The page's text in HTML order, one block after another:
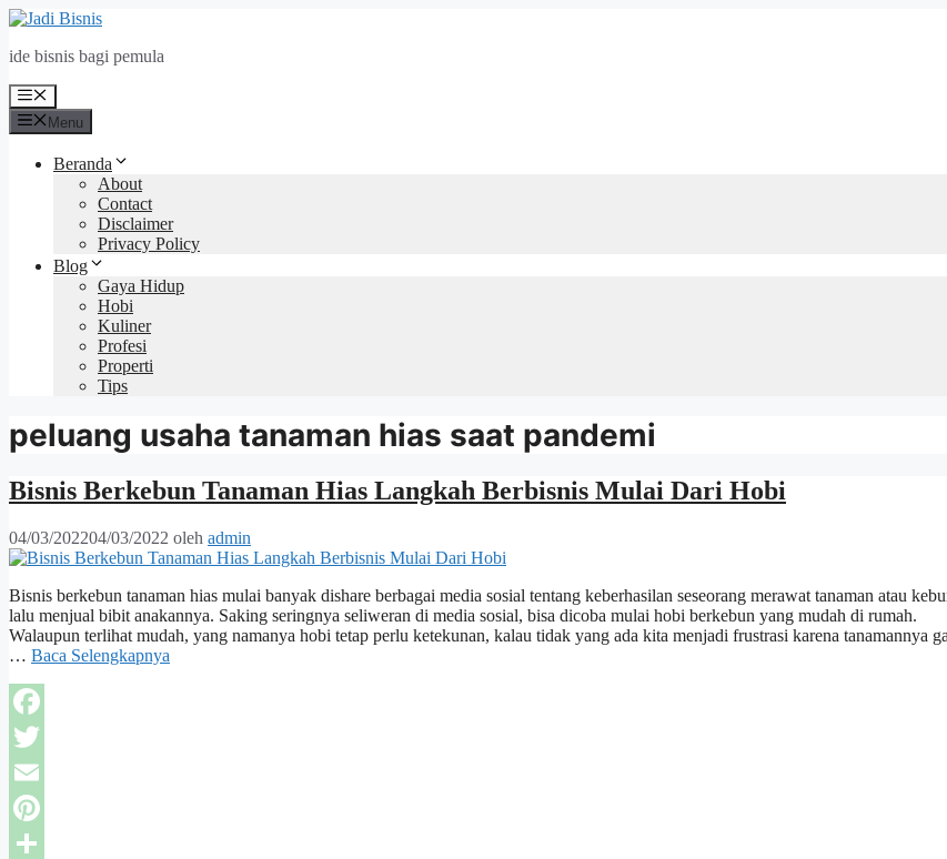
Langsung
isi
ide bisnis bagi pemula
Menu
Menu
Beranda
About
Contact
Disclaimer
Privacy Policy
Blog
Gaya Hidup
Hobi
Kuliner
Profesi
Properti
Tips
peluang usaha tanaman hias saat pandemi
Bisnis Berkebun Tanaman Hias Langkah Berbisnis Mulai Dari Hobi
04/03/202204/03/2022 oleh admin
Bisnis berkebun tanaman hias mulai banyak dishare berbagai media sosial tentang keberhasilan seseorang merawat tanaman atau
lalu menjual bibit anakannya. Saking seringnya seliweran di media sosial, bisa dicoba mulai hobi berkebun yang mudah di rumah.
Walaupun terlihat mudah, yang namanya hobi tetap perlu ketekunan, kalau tidak yang ada kita menjadi frustrasi karena tanamannya
… Baca Selengkapnya
Facebook
Twitter
Email
Pinterest